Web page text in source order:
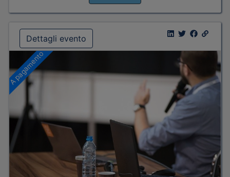
Dettagli evento
A pagamento